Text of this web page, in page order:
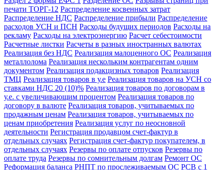
печати ТОРГ-12 Распределение косвенных затрат
Распределение НДС Распределение прибыли Распределение
расходов УСН и ПСН Расходы будущих периодов Расходы на
рекламу Расходы на электроэнергию Расчет себестоимости
Расчетные листки Расчеты в разных иностранных валютах
Реализация без НДС Реализация малоценного ОС Реализация
металлолома Реализация нескольким контрагентам одним
документом Реализация подакцизных товаров Реализация
ТМЦ Реализация товаров в у.е Реализация товаров на УСН со
ставками НДС 20 (10)% Реализация товаров по договорам в
у.е. с увеличивающим процентом Реализация товаров по
договору в валюте Реализация товаров, учитываемых по
продажным ценам Реализация товаров, учитываемых по
ценам приобретения Реализация услуг по неосновной
деятельности Регистрация продавцом счет-фактур в
отдельных случаях Регистрация счет-фактур покупателем, в
отдельных случаях Резервы по оплате отпусков Резервы по
оплате труда Резервы по сомнительным долгам Ремонт ОС
Реформация баланса РНПТ по прослеживаемым ОС РСВ с 1